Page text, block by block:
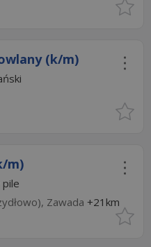
(k/m)
m)
Zawada +21km